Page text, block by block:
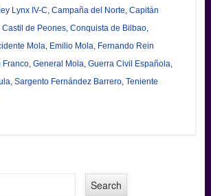
Lynx IV-C, Campaña del Norte, Capitán
Castil de Peones, Conquista de Bilbao,
Mola, Emilio Mola, Fernando Rein
Franco, General Mola, Guerra Civil Española,
, Sargento Fernández Barrero, Teniente